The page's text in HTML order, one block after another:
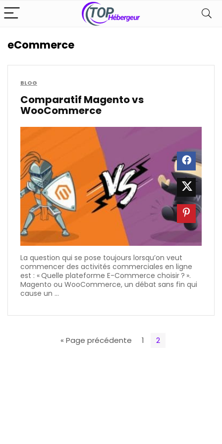
eCommerce
BLOG
Comparatif Magento vs
WooCommerce
La question qui se pose toujours lorsqu’on veut
commencer des activités commerciales en ligne
est : « Quelle plateforme E-Commerce choisir ? ».
Magento ou WooCommerce, un débat sans fin qui
cause un ...
« Page précédente 1 2